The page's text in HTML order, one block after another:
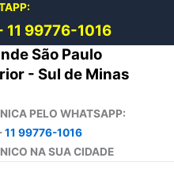
11 99776-1016
São Paulo
- Sul de Minas
PELO WHATSAPP:
11 99776-1016
NA SUA CIDADE